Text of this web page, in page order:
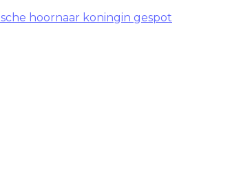
hoornaar koningin gespot